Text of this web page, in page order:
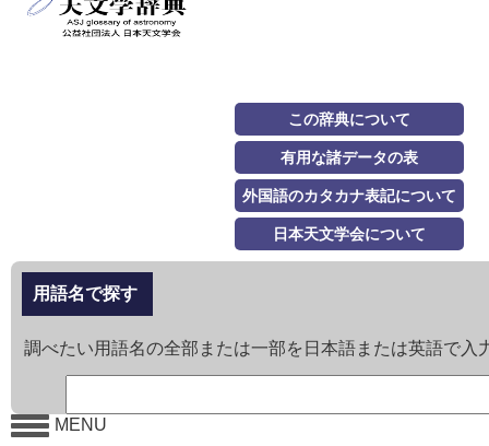
この辞典について
有用な諸データの表
外国語のカタカナ表記について
日本天文学会について
用語名で探す
調べたい用語名の全部または一部を日本語または英語で入
MENU